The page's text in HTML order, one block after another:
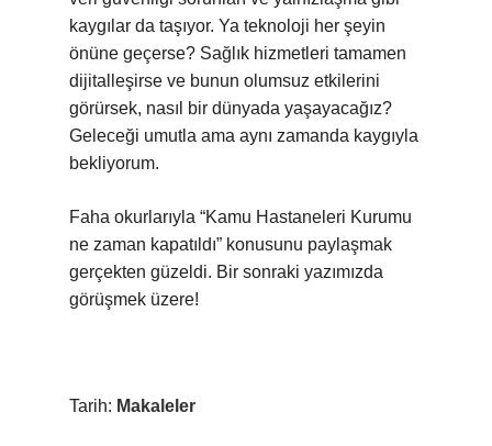
kaygılar da taşıyor. Ya teknoloji her şeyin
önüne geçerse? Sağlık hizmetleri tamamen
dijitalleşirse ve bunun olumsuz etkilerini
görürsek, nasıl bir dünyada yaşayacağız?
Geleceği umutla ama aynı zamanda kaygıyla
bekliyorum.
Faha okurlarıyla “Kamu Hastaneleri Kurumu
ne zaman kapatıldı” konusunu paylaşmak
gerçekten güzeldi. Bir sonraki yazımızda
görüşmek üzere!
Tarih: Makaleler